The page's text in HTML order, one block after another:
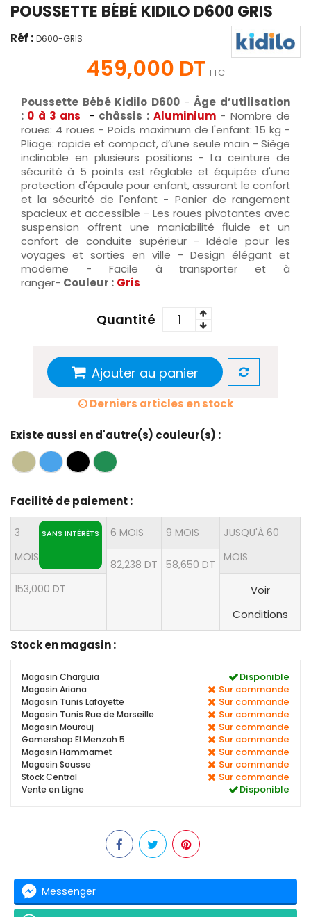
POUSSETTE BÉBÉ KIDILO D600 GRIS
Réf : D600-GRIS
459,000 DT TTC
Poussette Bébé Kidilo D600 -Âge d’utilisation
: 0 à 3 ans - châssis : Aluminium - Nombre de
roues: 4 roues - Poids maximum de l'enfant: 15 kg -
Pliage: rapide et compact, d’une seule main - Siège
inclinable en plusieurs positions - La ceinture de
sécurité à 5 points est réglable et équipée d'une
protection d'épaule pour enfant, assurant le confort
et la sécurité de l'enfant - Panier de rangement
spacieux et accessible - Les roues pivotantes avec
suspension offrent une maniabilité fluide et un
confort de conduite supérieur - Idéale pour les
voyages et sorties en ville - Design élégant et
moderne - Facile à transporter et à
ranger- Couleur : Gris
Quantité
Ajouter au panier
Derniers articles en stock
Existe aussi en d'autre(s) couleur(s) :
Facilité de paiement :
3
MOIS
SANS INTÉRÊTS
153,000 DT
6 MOIS
82,238 DT
9 MOIS
58,650 DT
JUSQU'À 60
MOIS
Voir
Conditions
Stock en magasin :
Magasin Charguia Disponible
Magasin Ariana Sur commande
Magasin Tunis Lafayette Sur commande
Magasin Tunis Rue de Marseille Sur commande
Magasin Mourouj Sur commande
Gamershop El Menzah 5 Sur commande
Magasin Hammamet Sur commande
Magasin Sousse Sur commande
Stock Central Sur commande
Vente en Ligne Disponible
Messenger